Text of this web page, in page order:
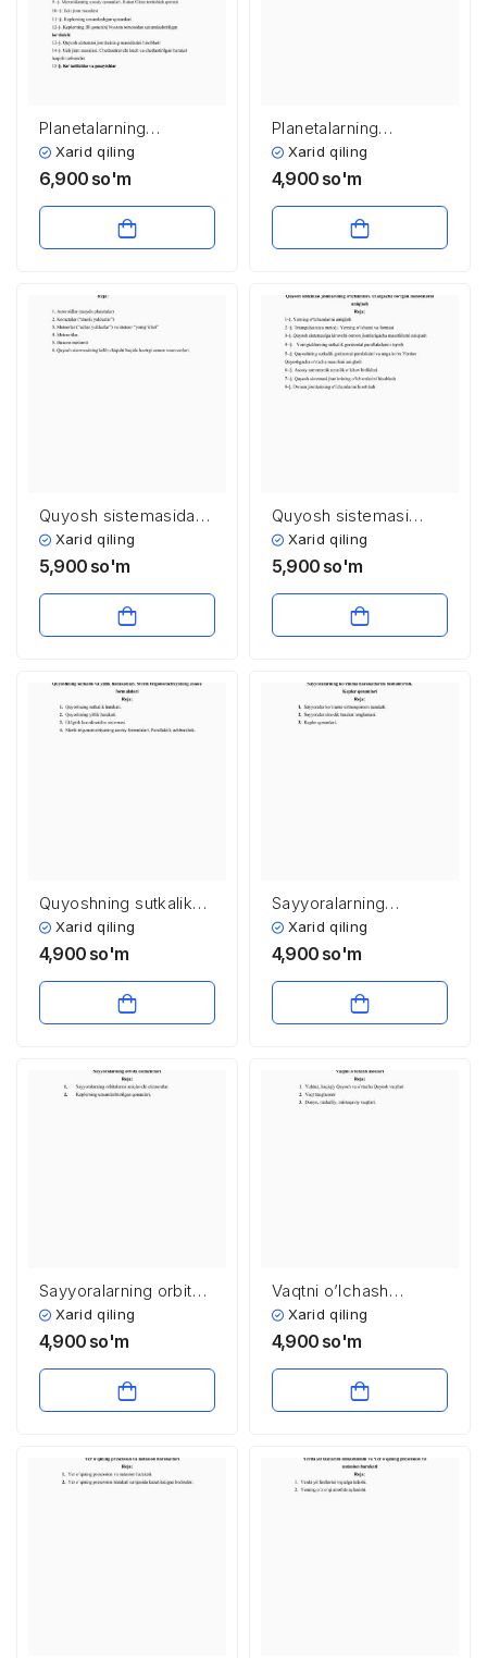
Planetalarning
ko’rinma va haqiqiy
harakatlari va osmon
Xarid qiling
6,900 so'm
Planetalarning
ko’rinma va haqiqiy
harakatlari va osmon
Xarid qiling
4,900 so'm
Quyosh sistеmasidagi
kichik jismlar
Xarid qiling
5,900 so'm
Quyosh sistemasi
jismlarining
o’lchamlari. Ulargacha
Xarid qiling
5,900 so'm
Quyoshning sutkalik
va yillik harakatlari.
Sferik
asosiy formulalari
Xarid qiling
4,900 so'm
Sayyoralarning
ko’rinma harakatlarini
tushuntirish. Kepler
Xarid qiling
4,900 so'm
Sayyoralarning orbita
elementlari
Xarid qiling
4,900 so'm
Vaqtni o’lchash
asoslari
Xarid qiling
4,900 so'm